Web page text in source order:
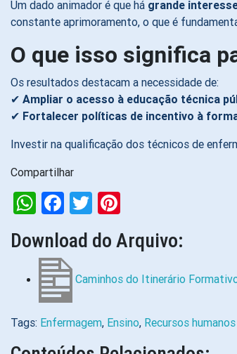
Um dado animador é que há grande
constante aprimoramento, o que é
O que isso significa
Os resultados destacam a necessidade de:
✔ Ampliar o acesso à educação técnica
✔ Fortalecer políticas de incentivo à
Investir na qualificação dos técnicos de
Compartilhar
WhatsApp
Facebook
Twitter
Download do Arquivo:
Caminhos do Itinerário
Tags: Enfermagem, Ensino, Recursos